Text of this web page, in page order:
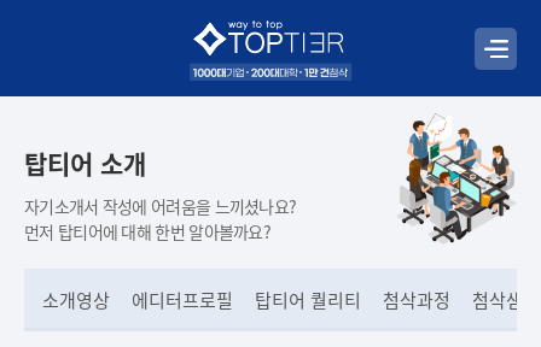
탑티어 소개
자기소개서 작성에 어려움을 느끼셨나요?
먼저 탑티어에 대해 한번 알아볼까요?
소개영상 에디터프로필 탑티어 퀄리티 첨삭과정 첨삭샘플